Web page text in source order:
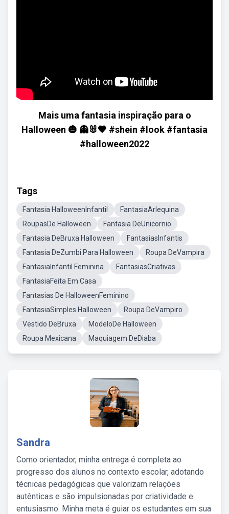
Mais uma fantasia inspiração para o
Halloween 🎃 👻🐰🖤 #shein #look #fantasia
#halloween2022
Tags
Fantasia HalloweenInfantil
FantasiaArlequina
RoupasDe Halloween
Fantasia DeUnicornio
Fantasia DeBruxa Halloween
FantasiasInfantis
Fantasia DeZumbi Para Halloween
Roupa DeVampira
FantasiaInfantil Feminina
FantasiasCriativas
FantasiaFeita Em Casa
Fantasias De HalloweenFeminino
FantasiaSimples Halloween
Roupa DeVampiro
Vestido DeBruxa
ModeloDe Halloween
Roupa Mexicana
Maquiagem DeDiaba
Sandra
Como orientador, minha entrega é completa ao
progresso dos alunos no contexto escolar, adotando
técnicas pedagógicas que valorizam relações
autênticas e são impulsionadas por criatividade e
entusiasmo. Minha meta é guiar os estudantes em sua